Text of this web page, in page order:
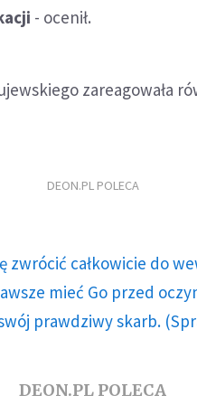
- ocenił.
zareagowała
DEON.PL POLECA
zwrócić całkowicie do
mieć Go przed
prawdziwy skarb.
DEON.PL POLECA